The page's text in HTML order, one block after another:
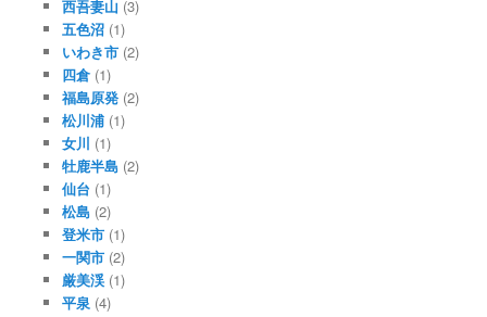
西吾妻山 (3)
五色沼(1)
いわき市(2)
四倉(1)
福島原発(2)
松川浦(1)
女川 (1)
牡鹿半島(2)
仙台 (1)
松島(2)
登米市(1)
一関市(2)
厳美渓(1)
平泉(4)